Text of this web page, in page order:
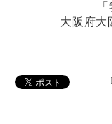
大阪府大